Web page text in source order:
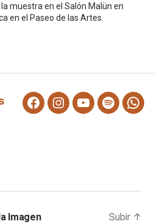
muestra en el Salón Malün en
en el Paseo de las Artes.
FacebookInstagram
YoutubeSpotify
Imagen Subir ↑